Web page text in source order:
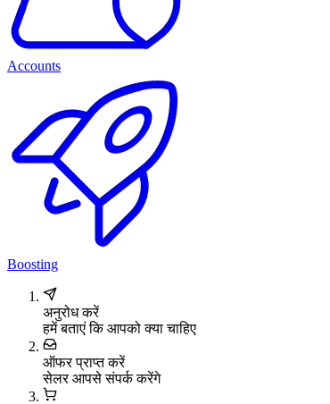
Accounts
Boosting
अनुरोध करें
हमें बताएं कि आपको क्या चाहिए
ऑफर प्राप्त करें
सेलर आपसे संपर्क करेंगे